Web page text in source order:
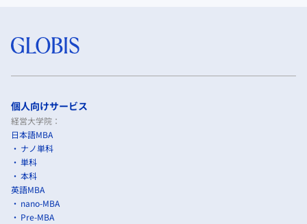
個人向けサービス
経営大学院：
日本語MBA
ナノ単科
単科
本科
英語MBA
nano-MBA
Pre-MBA